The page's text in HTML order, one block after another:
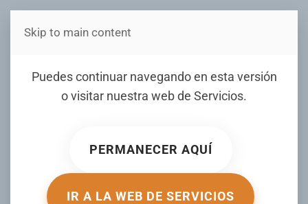
Estás en Telenord Medios
Puedes continuar navegando en esta versión
o visitar nuestra web de Servicios.
PERMANECER AQUÍ
IR A LA WEB DE SERVICIOS
Skip to main content
Al menos dos muertos y un
herido en un tiroteo en la
de Miami
ESCRITO POR DÍARIOLIBRE.COM EL 06 NOVIEMBRE 2025
PUBLICADO EN
INTERNACIONALES.